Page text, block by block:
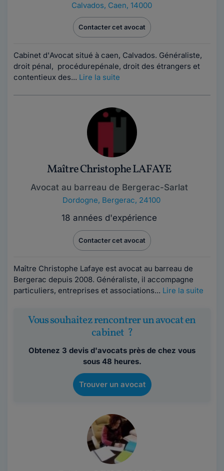
Calvados, Caen, 14000
Contacter cet avocat
Cabinet d'Avocat situé à caen, Calvados. Généraliste,
droit pénal, procédurepénale, droit des étrangers et
contentieux des... Lire la suite
Maître Christophe LAFAYE
Avocat au barreau de Bergerac-Sarlat
Dordogne, Bergerac, 24100
18 années d'expérience
Contacter cet avocat
Maître Christophe Lafaye est avocat au barreau de
Bergerac depuis 2008. Généraliste, il accompagne
particuliers, entreprises et associations... Lire la suite
Vous souhaitez rencontrer un avocat en
cabinet ?
Obtenez 3 devis d'avocats près de chez vous
sous 48 heures.
Trouver un avocat